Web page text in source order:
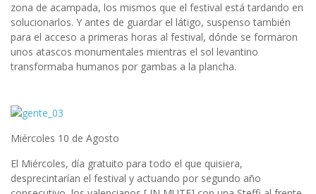
zona de acampada, los mismos que el festival está tardando en
solucionarlos. Y antes de guardar el látigo, suspenso también
para el acceso a primeras horas al festival, dónde se formaron
unos atascos monumentales mientras el sol levantino
transformaba humanos por gambas a la plancha.
Miércoles 10 de Agosto
El Miércoles, día gratuito para todo el que quisiera,
desprecintarían el festival y actuando por segundo año